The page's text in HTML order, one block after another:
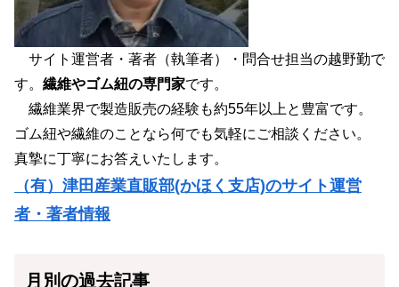
サイト運営者・著者（執筆者）・問合せ担当の越野勤で
す。 繊維やゴム紐の専門家です。
繊維業界で製造販売の経験も約55年以上と豊富です。
ゴム紐や繊維のことなら何でも気軽にご相談ください。
真摯に丁寧にお答えいたします。
（有）津田産業直販部(かほく支店)のサイト運営
者・著者情報
月別の過去記事